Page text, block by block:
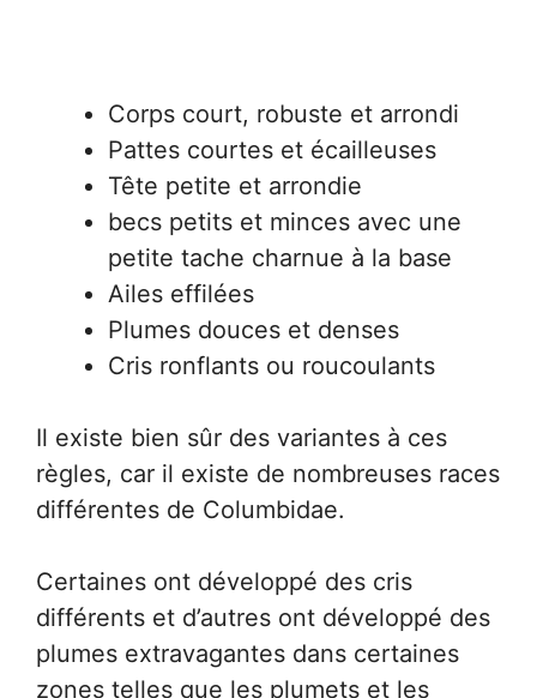
Corps court, robuste et arrondi
Pattes courtes et écailleuses
Tête petite et arrondie
becs petits et minces avec une
petite tache charnue à la base
Ailes effilées
Plumes douces et denses
Cris ronflants ou roucoulants
Il existe bien sûr des variantes à ces
règles, car il existe de nombreuses races
différentes de Columbidae.
Certaines ont développé des cris
différents et d’autres ont développé des
plumes extravagantes dans certaines
zones telles que les plumets et les